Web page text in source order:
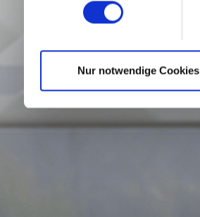
Nur notwendige Cookies